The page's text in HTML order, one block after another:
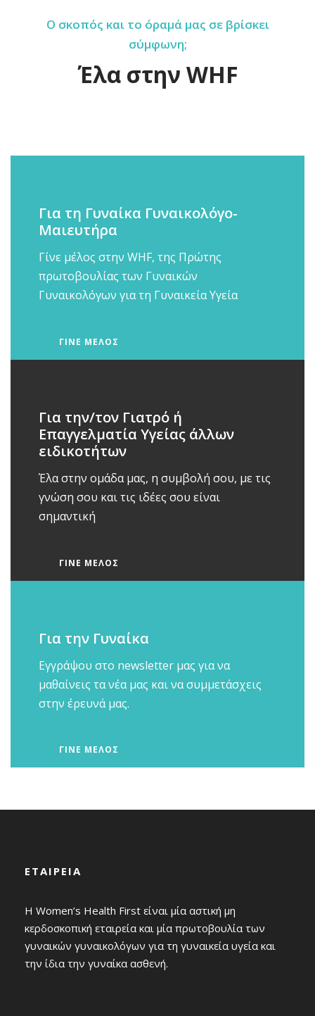
Ο σκοπός και το όραμά μας σε βρίσκει
σύμφωνη;
Έλα στην WHF
Για τη Γυναίκα Γυναικολόγο-
Μαιευτήρα
Γίνε μέλος στην WHF, της Πρώτης
πρωτοβουλίας των Γυναικών
Γυναικολόγων για τη Γυναικεία Υγεία
ΓΙΝΕ ΜΕΛΟΣ
Για την/τον Γιατρό ή
Επαγγελματία Υγείας άλλων
ειδικοτήτων
Έλα στην ομάδα μας, η συμβολή σου, με τις
γνώση σου και τις ιδέες σου είναι
σημαντική
ΓΙΝΕ ΜΕΛΟΣ
Για την Γυναίκα
Εγγράψου στο newsletter μας για να
μαθαίνεις τα νέα μας και να συμμετάσχεις
στην έρευνά μας.
ΓΙΝΕ ΜΕΛΟΣ
ΕΤΑΙΡΕΙΑ
Η Women’s Health First είναι μία αστική μη
κερδοσκοπική εταιρεία και μία πρωτοβουλία των
γυναικών γυναικολόγων για τη γυναικεία υγεία και
την ίδια την γυναίκα ασθενή.